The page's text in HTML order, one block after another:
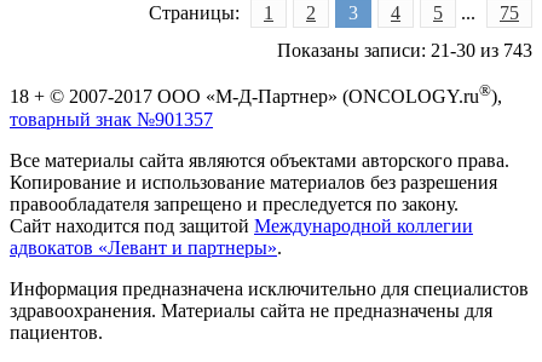
Страницы:
1 2 3 4 5 ...
75
Показаны записи: 21-30 из 743
18 + © 2007-2017 ООО «М-Д-Партнер» (ONCOLOGY.ru®),
товарный знак №901357
Все материалы сайта являются объектами авторского права.
Копирование и использование материалов без разрешения
правообладателя запрещено и преследуется по закону.
Сайт находится под защитой Международной коллегии
адвокатов «Левант и партнеры».
Информация предназначена исключительно для специалистов
здравоохранения. Материалы сайта не предназначены для
пациентов.